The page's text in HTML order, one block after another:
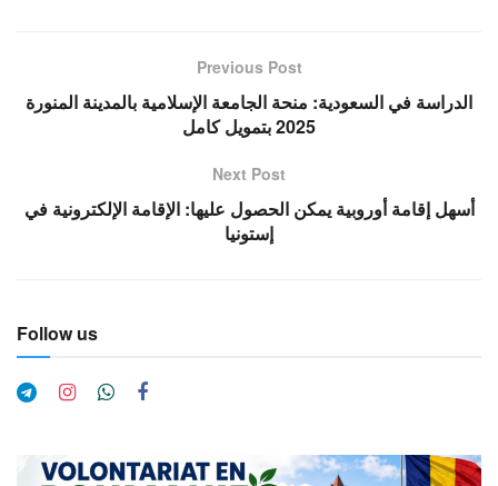
Previous Post
الدراسة في السعودية: منحة الجامعة الإسلامية بالمدينة المنورة
2025 بتمويل كامل
Next Post
أسهل إقامة أوروبية يمكن الحصول عليها: الإقامة الإلكترونية في
إستونيا
Follow us